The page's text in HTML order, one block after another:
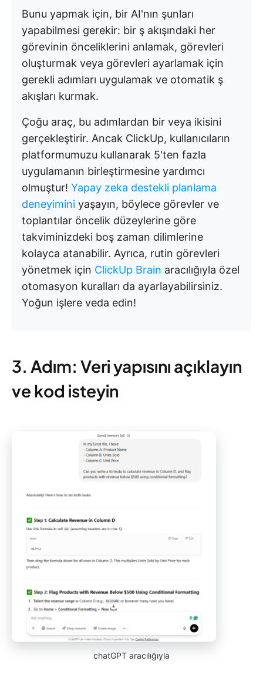
Bunu yapmak için, bir AI'nın şunları
yapabilmesi gerekir: bir ş akışındaki her
görevinin önceliklerini anlamak, görevleri
oluşturmak veya görevleri ayarlamak için
gerekli adımları uygulamak ve otomatik ş
akışları kurmak.
Çoğu araç, bu adımlardan bir veya ikisini
gerçekleştirir. Ancak ClickUp, kullanıcıların
platformumuzu kullanarak 5'ten fazla
uygulamanın birleştirmesine yardımcı
olmuştur! Yapay zeka destekli planlama
deneyimini yaşayın, böylece görevler ve
toplantılar öncelik düzeylerine göre
takviminizdeki boş zaman dilimlerine
kolayca atanabilir. Ayrıca, rutin görevleri
yönetmek için ClickUp Brain aracılığıyla özel
otomasyon kuralları da ayarlayabilirsiniz.
Yoğun işlere veda edin!
3. Adım: Veri yapısını açıklayın
ve kod isteyin
chatGPT aracılığıyla